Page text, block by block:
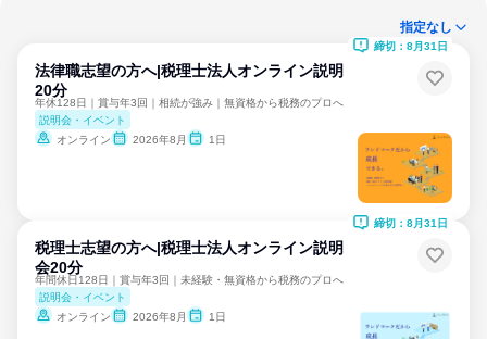
指定なし
法律職志望の方へ|税理士法人オンライン説明
20分
年休128日｜賞与年3回｜相続が強み｜無資格から税務のプロへ
説明会・イベント
オンライン
2026年8月 1日
締切：8月31日
税理士志望の方へ|税理士法人オンライン説明
会20分
年間休日128日｜賞与年3回｜未経験・無資格から税務のプロへ
説明会・イベント
オンライン
2026年8月 1日
締切：8月31日